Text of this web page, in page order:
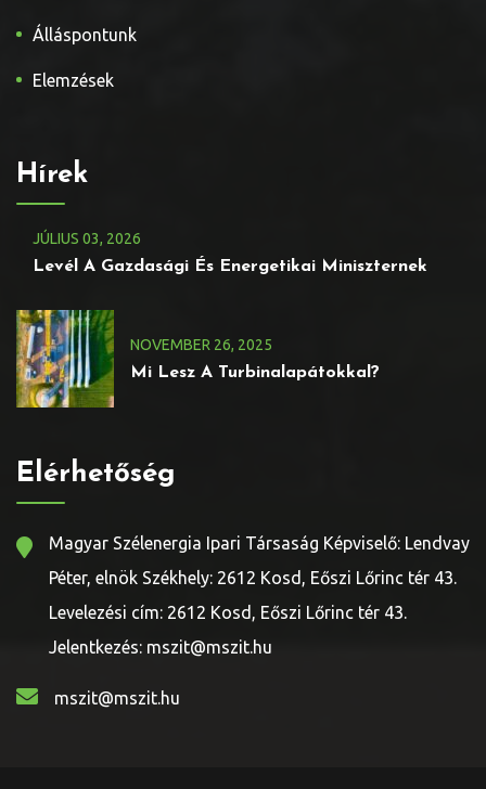
Álláspontunk
Elemzések
Hírek
JÚLIUS 03, 2026
Levél A Gazdasági És Energetikai Miniszternek
NOVEMBER 26, 2025
Mi Lesz A Turbinalapátokkal?
Elérhetőség
Magyar Szélenergia Ipari Társaság Képviselő: Lendvay
Péter, elnök Székhely: 2612 Kosd, Eőszi Lőrinc tér 43.
Levelezési cím: 2612 Kosd, Eőszi Lőrinc tér 43.
Jelentkezés: mszit@mszit.hu
mszit@mszit.hu